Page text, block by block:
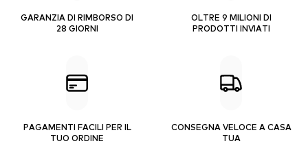
GARANZIA DI RIMBORSO DI
28 GIORNI
OLTRE 9 MILIONI DI
PRODOTTI INVIATI
PAGAMENTI FACILI PER IL
TUO ORDINE
CONSEGNA VELOCE A CASA
TUA